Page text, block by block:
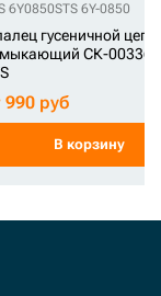
палец)
6Y0850STS 6Y-0850
гусеничной цепи
СК-
990 руб
В корзину